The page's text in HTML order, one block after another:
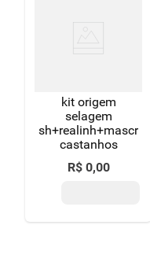
kit origem
selagem
sh+realinh+mascr
castanhos
R$ 0,00